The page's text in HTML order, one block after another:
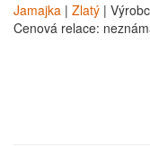
Jamajka | Zlatý |
Cenová relace: